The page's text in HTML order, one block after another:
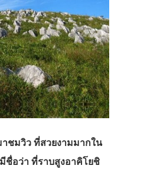
ชมวิว ที่สวยงามมากใน
ชื่อว่า ที่ราบสูงอาคิโยชิ